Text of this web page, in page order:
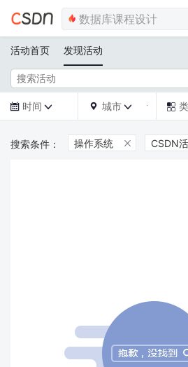
活动首页 发现活动
 时间   城市  
操作系统  CSDN